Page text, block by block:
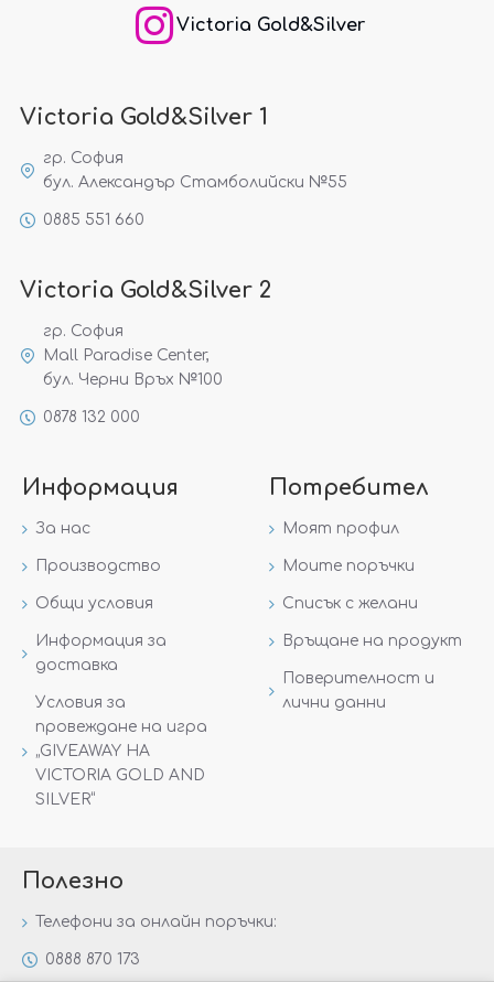
Victoria Gold&Silver
Victoria Gold&Silver 1
гр. София
бул. Александър Стамболийски №55
0885 551 660
Victoria Gold&Silver 2
гр. София
Mall Paradise Center,
бул. Черни Връх №100
0878 132 000
Информация
За нас
Производство
Общи условия
Информация за
доставка
Условия за
провеждане на игра
„GIVEAWAY НА
VICTORIA GOLD AND
SILVER“
Потребител
Моят профил
Моите поръчки
Списък с желани
Връщане на продукт
Поверителност и
лични данни
Полезно
Телефони за онлайн поръчки:
0888 870 173